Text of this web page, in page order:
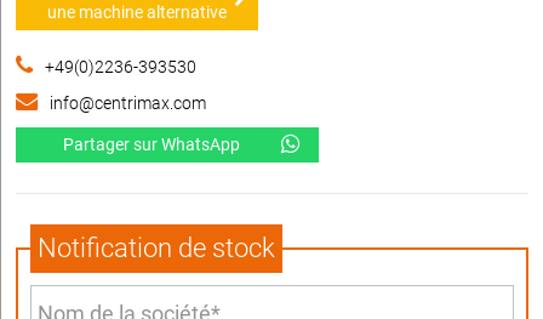
une machine alternative
+49(0)2236-393530
info@centrimax.com
Partager sur WhatsApp
Notification de stock